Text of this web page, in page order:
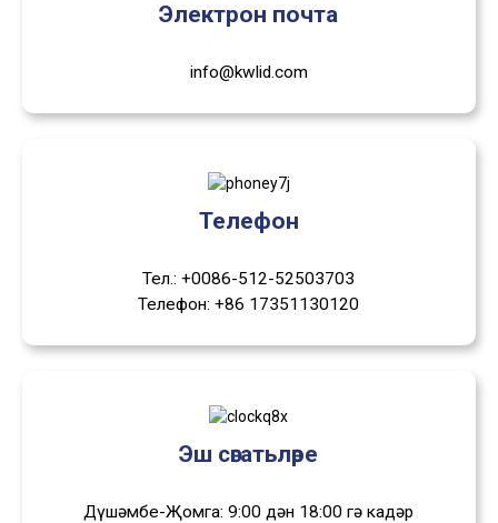
Электрон почта
info@kwlid.com
Телефон
Тел.: +0086-512-52503703
Телефон: +86 17351130120
Эш сәгатьләре
Дүшәмбе-Җомга: 9:00 дән 18:00 гә кадәр